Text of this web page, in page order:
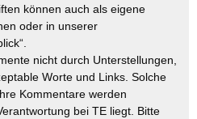
können auch als eigene
oder in unserer
nicht durch Unterstellungen,
Worte und Links. Solche
Kommentare werden
bei TE liegt. Bitte